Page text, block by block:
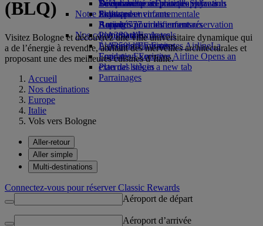
Boissons
Notre flotte
Boeing 777
L’A380 d’Emirates
L’A350 d’Emirates
Emirates Executive
Plan des sièges
Divertissements pour les enfants
Jouets pour enfants
Activités pour les enfants
La durabilité en pratique
Politique environnementale
Rapports environnementaux
Nos communautés
La Fondation Emirates AirlineLa
Fondation Emirates Airline Opens an
external link in a new tab
Parrainages
Se connecter à Emirates Skywards
Skywards+
Téléphone portable et l'application
Emirates
Annuler ou modifier une réservation
Perturbations de vols
À propos d’Emirates
(BLQ)
Visitez Bologne et découvrez une ville universitaire dynamique qui
a de l’énergie à revendre, abritant des merveilles architecturales et
proposant une des meilleures cuisines d’Italie.
Accueil
Nos destinations
Europe
Italie
Vols vers Bologne
Aller-retour
Aller simple
Multi-destinations
Connectez-vous pour réserver Classic Rewards
Aéroport de départ
Aéroport d’arrivée